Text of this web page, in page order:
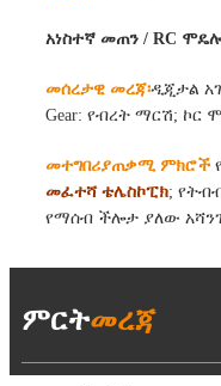
አነስተኛ መጠን / RC
መሰረታዊ መረጃ፡ዲጂታል
Gear: የብረት ማርሽ; ኮር
መተግበሪያጠቃሚ ምክሮች
መፈተሻ ቴሌስኮፒክ;
የማሰብ ችሎታ ያለው
ምርትመረጃ